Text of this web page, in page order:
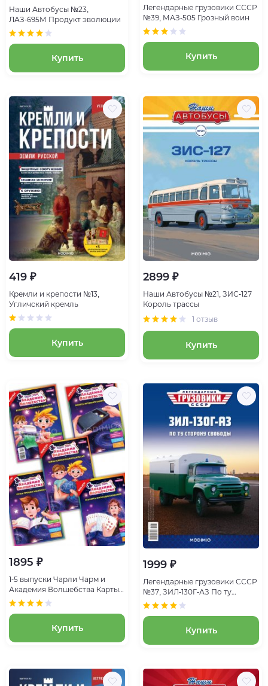
Наши Автобусы №23,
ЛАЗ-695М Продукт эволюции
Купить
Легендарные грузовики СССР
№39, МАЗ-505 Грозный воин
Купить
419 ₽
Кремли и крепости №13,
Угличский кремль
Купить
2899 ₽
Наши Автобусы №21, ЗИС-127
Король трассы
1 отзыв
Купить
1895 ₽
1-5 выпуски Чарли Чарм и
Академия Волшебства Карты
хитрости Свенгали
Купить
1999 ₽
Легендарные грузовики СССР
№37, ЗИЛ-130Г-АЗ По ту
сторону свободы
Купить